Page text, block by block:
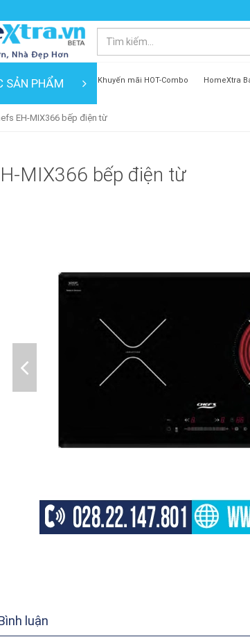
SẢN PHẨM Khuyến mãi HOT-Combo HomeXtra
EH-MIX366 bếp điện từ
MIX366 bếp điện từ
luận